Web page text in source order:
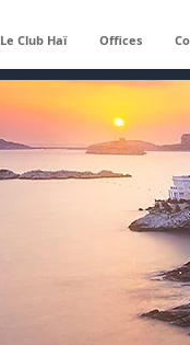
Le Club Haï Offices